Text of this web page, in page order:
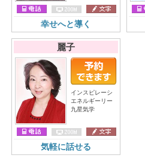
幸せへと導く
麗子
インスピレーシ
エネルギーリー
九星気学
気軽に話せる